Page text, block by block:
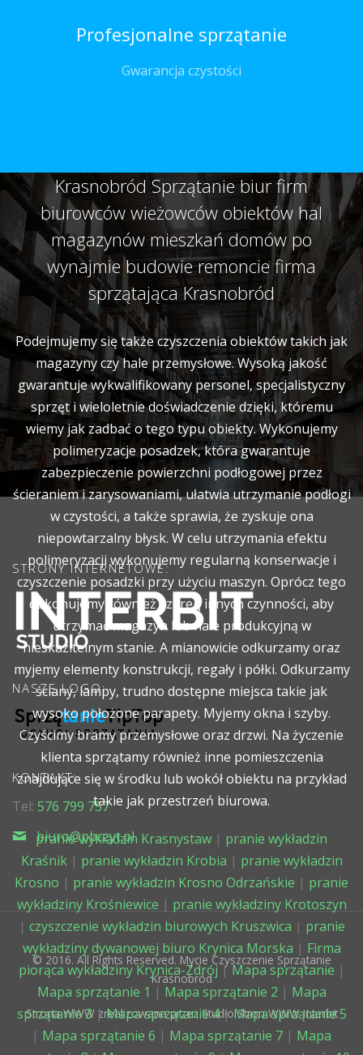
Profesjonalne sprzątanie
Gwarancja czystości
Krasnobród Sprzątanie biur firm
biurowców wieżowców obiektów hal
magazynów mieszkań domów po
wynajmie budowie remoncie firma
sprzątająca Krasnobród
Podejmujemy się także czyszczenia obiektów takich jak
magazyny czy hale przemysłowe. Wysoką jakość
gwarantuje wykwalifikowany personel, specjalistyczny
sprzęt i wieloletnie doświadczenie dzięki, któremu
wiemy jak zadbać o tego typu obiekty. Wykonujemy
polimeryzacje posadzek, która gwarantuje
zabezpieczenie powierzchni podłogowej przez
ścieraniem i zarysowaniami, ułatwia utrzymanie podłogi
w czystości, a także sprawia, że zyskuje ona
niepowtarzalny błysk. W celu utrzymania efektu
polimeryzacji wykonujemy regularną konserwacje i
czyszczenie posadzki przy użyciu maszyn. Oprócz tego
dokonujemy również szereg innych czynności, aby
utrzymać magazyn lub hale produkcyjną w
nieskazitelnym stanie. A mianowicie odkurzamy oraz
myjemy elementy konstrukcji, regały i półki. Odkurzamy
ściany, lampy, trudno dostępne miejsca takie jak
wysoko położone parapety. Myjemy okna i szyby.
Czyścimy bramy przemysłowe oraz drzwi. Na życzenie
klienta sprzątamy również inne pomieszczenia
znajdujące się w środku lub wokół obiektu na przykład
takie jak przestrzeń biurowa.
pranie wykładzin Krasnystaw | pranie wykładzin
Kraśnik| pranie wykładzin Krobia | pranie wykładzin
Krosno | pranie wykładzin Krosno Odrzańskie | pranie
wykładziny Krośniewice | pranie wykładziny Krotoszyn
| czyszczenie wykładzin biurowych Kruszwica | pranie
wykładziny dywanowej biuro Krynica Morska | Firma
piorąca wykładziny Krynica-Zdrój|Mapa sprzątanie |
Mapa sprzątanie 1 | Mapa sprzątanie 2 | Mapa
sprzątanie 3|Mapa sprzątanie 4|Mapa sprzątanie 5
| Mapa sprzątanie 6 | Mapa sprzątanie 7 | Mapa
STRONY INTERNETOWE:
NASZE LOGO:
KONTAKT:
Tel: 576 799 757
biuro@pbczyt.pl
© 2016. All Rights Reserved. Mycie Czyszczenie Sprzątanie
Krasnobród
Strona WWW zrealizowana przez Studio Stron WWW Interbit